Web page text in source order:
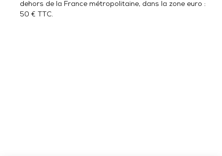
dehors de la France métropolitaine, dans la zone euro :
50 € TTC.